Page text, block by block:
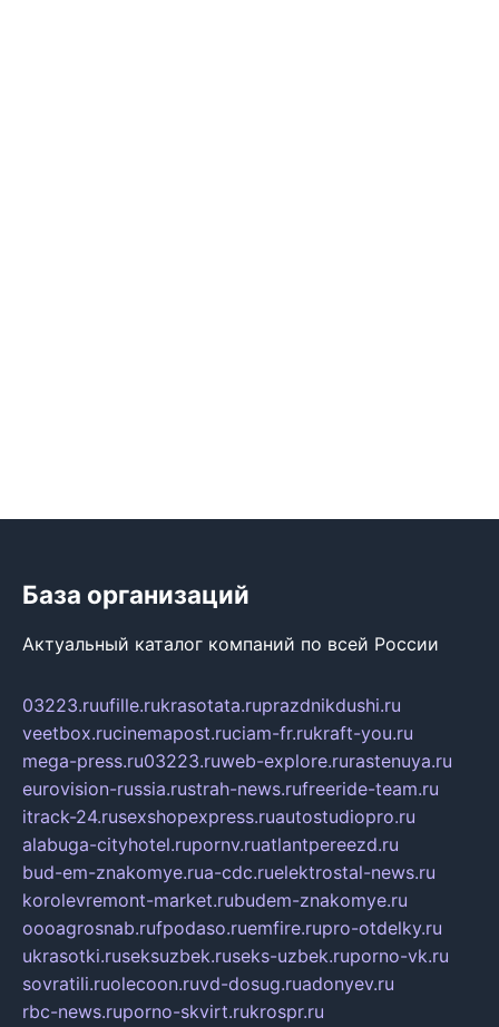
База организаций
Актуальный каталог компаний по всей России
03223.ruufille.rukrasotata.ruprazdnikdushi.ru
veetbox.rucinemapost.ruciam-fr.rukraft-you.ru
mega-press.ru03223.ruweb-explore.rurastenuya.ru
eurovision-russia.rustrah-news.rufreeride-team.ru
itrack-24.rusexshopexpress.ruautostudiopro.ru
alabuga-cityhotel.rupornv.ruatlantpereezd.ru
bud-em-znakomye.rua-cdc.ruelektrostal-news.ru
korolevremont-market.rubudem-znakomye.ru
oooagrosnab.rufpodaso.ruemfire.rupro-otdelky.ru
ukrasotki.ruseksuzbek.ruseks-uzbek.ruporno-vk.ru
sovratili.ruolecoon.ruvd-dosug.ruadonyev.ru
rbc-news.ruporno-skvirt.rukrospr.ru